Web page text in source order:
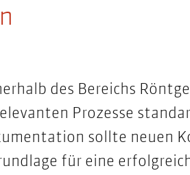
des Bereichs
Prozesse
sollte neuen
für eine